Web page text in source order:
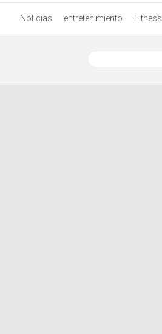
Noticias entretenimiento Fitness